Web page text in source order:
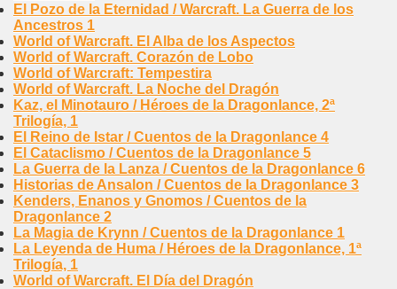
El Pozo de la Eternidad / Warcraft. La Guerra de los
Ancestros 1
World of Warcraft. El Alba de los Aspectos
World of Warcraft. Corazón de Lobo
World of Warcraft: Tempestira
World of Warcraft. La Noche del Dragón
Kaz, el Minotauro / Héroes de la Dragonlance, 2ª
Trilogía, 1
El Reino de Istar / Cuentos de la Dragonlance 4
El Cataclismo / Cuentos de la Dragonlance 5
La Guerra de la Lanza / Cuentos de la Dragonlance 6
Historias de Ansalon / Cuentos de la Dragonlance 3
Kenders, Enanos y Gnomos / Cuentos de la
Dragonlance 2
La Magia de Krynn / Cuentos de la Dragonlance 1
La Leyenda de Huma / Héroes de la Dragonlance, 1ª
Trilogía, 1
World of Warcraft. El Día del Dragón